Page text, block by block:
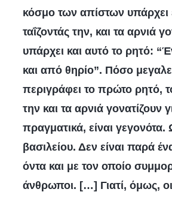
κόσμο των απίστων υπάρχει
ταΐζοντάς την, και τα αρνιά
υπάρχει και αυτό το ρητό:
και από θηρίο”. Πόσο
περιγράφει το πρώτο ρητό,
την και τα αρνιά
πραγματικά, είναι
βασιλείου. Δεν είναι παρά
όντα και με τον οποίο
άνθρωποι. […] Γιατί, όμως, οι